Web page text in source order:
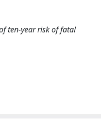
of ten-year risk of fatal